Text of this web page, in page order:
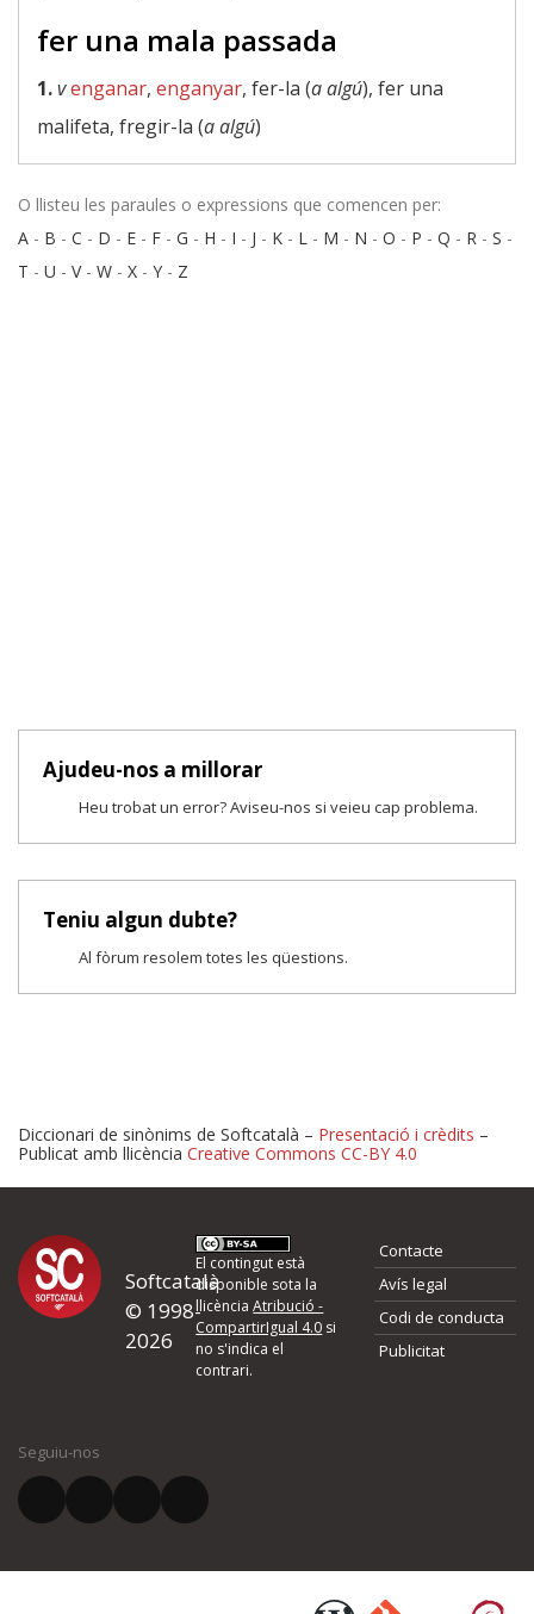
fer una mala passada
1.venganar, enganyar, fer-la (a algú), fer una
malifeta, fregir-la (a algú)
O llisteu les paraules o expressions que comencen per:
A - B - C - D - E - F - G - H - I - J - K - L - M - N - O - P - Q - R - S -
T - U - V- W - X - Y - Z
Ajudeu-nos a millorar
Heu trobat un error? Aviseu-nos si veieu cap problema.
Teniu algun dubte?
Al fòrum resolem totes les qüestions.
Proposeu-nos millores o
d'errors
Si heu trobat un error o voleu proposar alguna millora, ompliu els
quina és la millora que proposeu o l'error del qual voleu informar-
El vostre correu electrònic *
Diccionari de sinònims de Softcatalà – Presentació i crèdits –
Publicat amb llicència Creative Commons CC-BY 4.0
Softcatalà
© 1998-
2026
El contingut està
disponible sota la
llicènciaAtribució -
CompartirIgual 4.0 si
no s'indica el
contrari.
Contacte
Avís legal
Codi de conducta
Publicitat
Seguiu-nos